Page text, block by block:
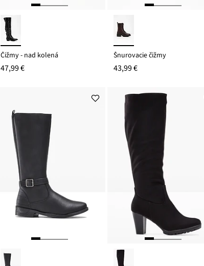
Čižmy - nad kolená
47,99 €
Šnurovacie čižmy
43,99 €